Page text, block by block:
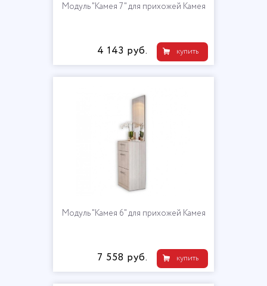
Модуль "Камея 7" для прихожей Камея
купить
4 143 руб.
Модуль "Камея 6" для прихожей Камея
купить
7 558 руб.